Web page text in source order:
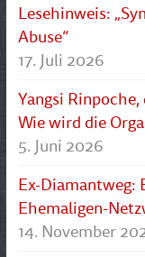
Lesehinweis:
Abuse“
17. Juli 2026
Yangsi
Wie wird die
5. Juni 2026
Ex-Diamantweg:
Ehemaligen-
14. November